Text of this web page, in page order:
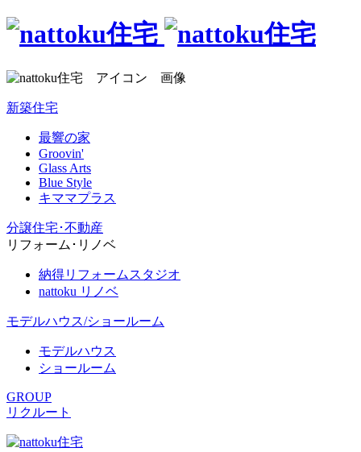
新築住宅
最響の家
Groovin'
Glass Arts
Blue Style
キママプラス
分譲住宅･不動産
リフォーム･リノベ
納得リフォームスタジオ
nattoku リノベ
モデルハウス/ショールーム
モデルハウス
ショールーム
GROUP
リクルート